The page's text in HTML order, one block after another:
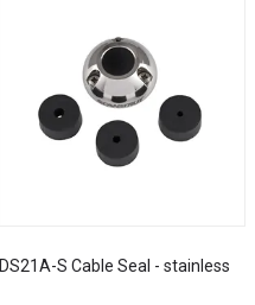
DS21A-S Cable Seal - stainless